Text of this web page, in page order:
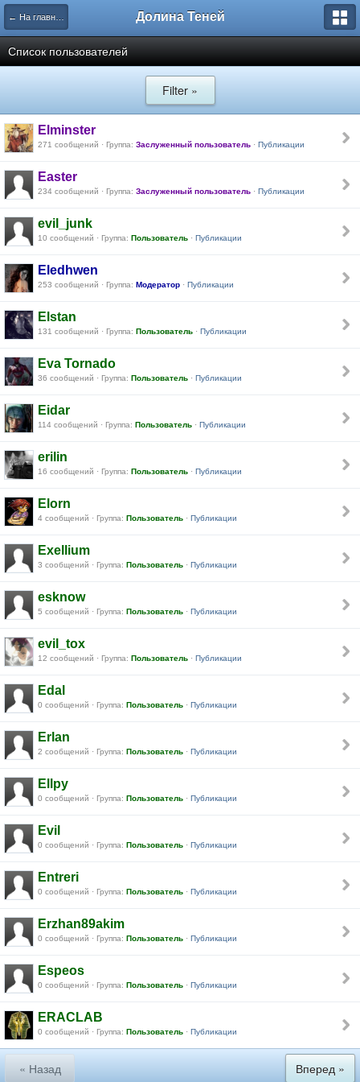
← На главную Долина Теней
Список пользователей
Filter »
Elminster
271 сообщений · Группа: Заслуженный пользователь · Публикации
Easter
234 сообщений · Группа: Заслуженный пользователь · Публикации
evil_junk
10 сообщений · Группа: Пользователь · Публикации
Eledhwen
253 сообщений · Группа: Модератор · Публикации
Elstan
131 сообщений · Группа: Пользователь · Публикации
Eva Tornado
36 сообщений · Группа: Пользователь · Публикации
Eidar
114 сообщений · Группа: Пользователь · Публикации
erilin
16 сообщений · Группа: Пользователь · Публикации
Elorn
4 сообщений · Группа: Пользователь · Публикации
Exellium
3 сообщений · Группа: Пользователь · Публикации
esknow
5 сообщений · Группа: Пользователь · Публикации
evil_tox
12 сообщений · Группа: Пользователь · Публикации
Edal
0 сообщений · Группа: Пользователь · Публикации
Erlan
2 сообщений · Группа: Пользователь · Публикации
Ellpy
0 сообщений · Группа: Пользователь · Публикации
Evil
0 сообщений · Группа: Пользователь · Публикации
Entreri
0 сообщений · Группа: Пользователь · Публикации
Erzhan89akim
0 сообщений · Группа: Пользователь · Публикации
Espeos
0 сообщений · Группа: Пользователь · Публикации
ERACLAB
0 сообщений · Группа: Пользователь · Публикации
« Назад Вперед »